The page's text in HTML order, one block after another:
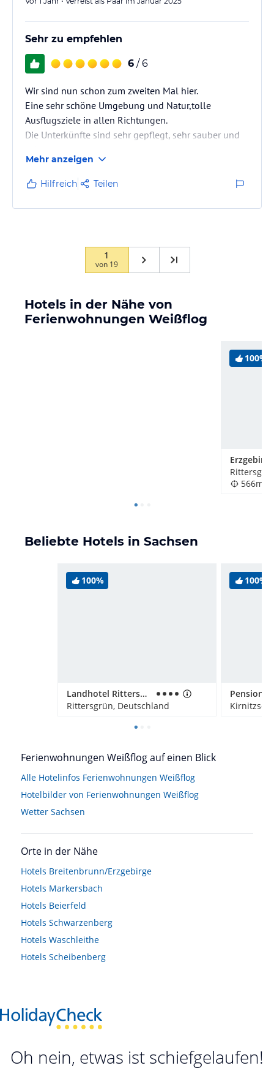
Sehr zu empfehlen
6 / 6
Wir sind nun schon zum zweiten Mal hier.
Eine sehr schöne Umgebung und Natur,tolle
Ausflugsziele in allen Richtungen.
Die Unterkünfte sind sehr gepflegt, sehr sauber und
Unsere volle Empfehlung!
Mehr anzeigen
Hilfreich Teilen
1
von 19
Hotels in der Nähe von
Ferienwohnungen Weißflog
100%
566m
Beliebte Hotels in Sachsen
100%
Landhotel Rittersgrün
Rittersgrün, Deutschland
100%
Ferienwohnungen Weißflog auf einen Blick
Alle Hotelinfos Ferienwohnungen Weißflog
Hotelbilder von Ferienwohnungen Weißflog
Wetter Sachsen
Orte in der Nähe
Hotels Breitenbrunn/Erzgebirge
Hotels Markersbach
Hotels Beierfeld
Hotels Schwarzenberg
Hotels Waschleithe
Hotels Scheibenberg
Oh nein, etwas ist schiefgelaufen!